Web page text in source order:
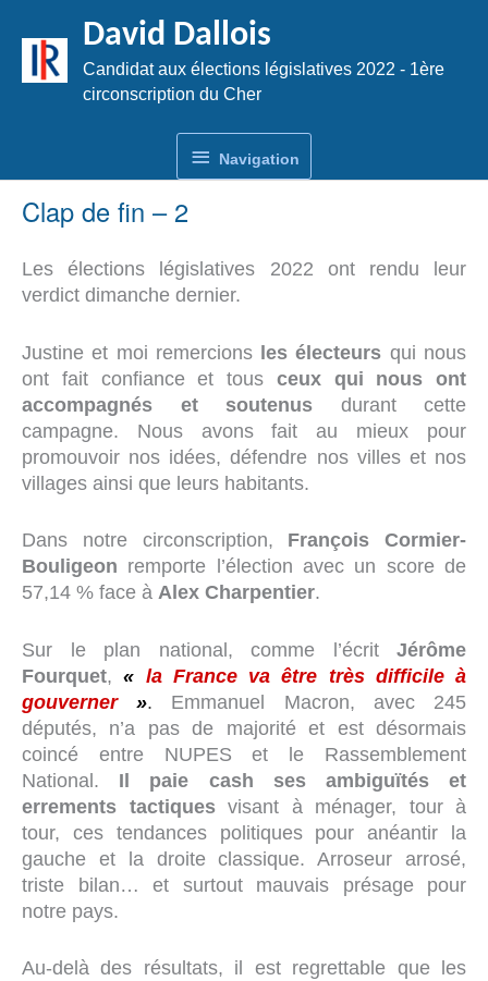
contenu
David Dallois
Candidat aux élections législatives 2022 - 1ère
circonscription du Cher
Navigation
Navigation
Clap de fin – 2
Les élections législatives 2022 ont rendu leur
verdict dimanche dernier.
Justine et moi remercions les électeurs qui nous
ont fait confiance et tous ceux qui nous ont
accompagnés et soutenus durant cette
campagne. Nous avons fait au mieux pour
promouvoir nos idées, défendre nos villes et nos
villages ainsi que leurs habitants.
Dans notre circonscription, François Cormier-
Bouligeon remporte l’élection avec un score de
57,14 % face à Alex Charpentier.
Sur le plan national, comme l’écrit Jérôme
Fourquet, « la France va être très difficile à
gouverner». Emmanuel Macron, avec 245
députés, n’a pas de majorité et est désormais
coincé entre NUPES et le Rassemblement
National. Il paie cash ses ambiguïtés et
errements tactiquesvisant à ménager, tour à
tour, ces tendances politiques pour anéantir la
gauche et la droite classique. Arroseur arrosé,
triste bilan… et surtout mauvais présage pour
notre pays.
Au-delà des résultats, il est regrettable que les